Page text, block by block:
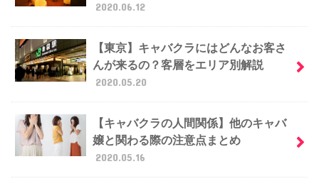
2020.06.12
【東京】キャバクラにはどんなお客さ
んが来るの？客層をエリア別解説
2020.05.20
【キャバクラの人間関係】他のキャバ
嬢と関わる際の注意点まとめ
2020.05.16